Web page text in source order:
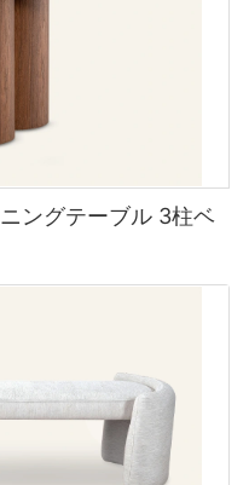
ングテーブル 3柱ベ